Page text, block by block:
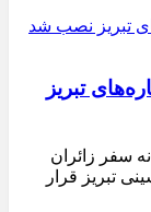
تبریز
سفر زائران
تبریز قرار